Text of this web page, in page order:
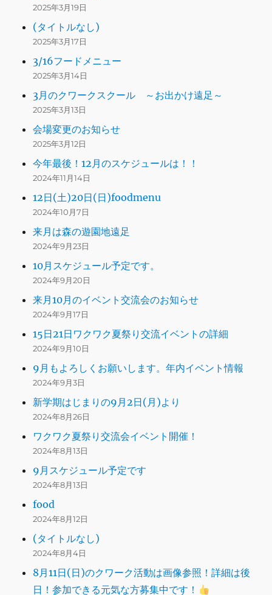
2025年3月19日
(タイトルなし)
2025年3月17日
3/16フードメニュー
2025年3月14日
3月のクワークスクール ～お出かけ遠足～
2025年3月13日
会場変更のお知らせ
2025年3月12日
今年最後！12月のスケジュールは！！
2024年11月14日
12日(土)20日(日)foodmenu
2024年10月7日
来月は森の遊園地遠足
2024年9月23日
10月スケジュール予定です。
2024年9月20日
来月10月のイベント交流会のお知らせ
2024年9月17日
15日21日ワクワク夏祭り交流イベントの詳細
2024年9月10日
9月もよろしくお願いします。年内イベント情報
2024年9月3日
新学期はじまりの9月2日(月)より
2024年8月26日
ワクワク夏祭り交流会イベント開催！
2024年8月13日
9月スケジュール予定です
2024年8月13日
food
2024年8月12日
(タイトルなし)
2024年8月4日
8月11日(日)のクワーク活動は画像参照！詳細は後
日！参加できる元気な方募集中です！